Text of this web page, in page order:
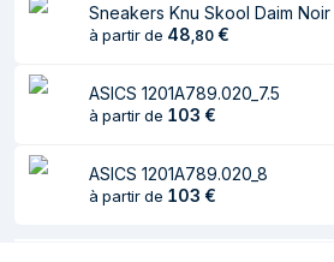
Sneakers Knu Skool Daim Noir
à partir de 48 80 €
ASICS 1201A789.020_7.5
à partir de 103 €
ASICS 1201A789.020_8
à partir de 103 €